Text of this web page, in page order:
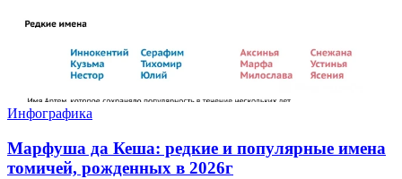
Инфографика
Марфуша да Кеша: редкие и популярные имена
томичей, рожденных в 2026г